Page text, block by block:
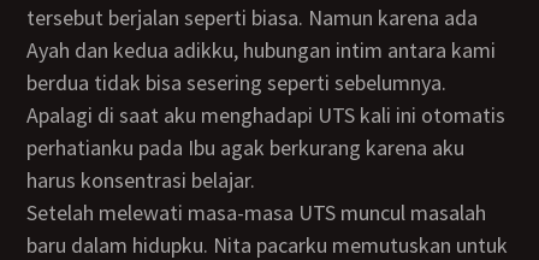
tersebut berjalan seperti biasa. Namun karena ada
Ayah dan kedua adikku, hubungan intim antara kami
berdua tidak bisa sesering seperti sebelumnya.
Apalagi di saat aku menghadapi UTS kali ini otomatis
perhatianku pada Ibu agak berkurang karena aku
harus konsentrasi belajar.
Setelah melewati masa-masa UTS muncul masalah
baru dalam hidupku. Nita pacarku memutuskan untuk